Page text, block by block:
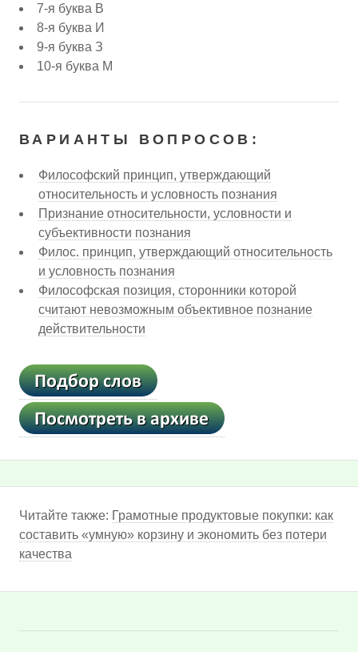
7-я буква В
8-я буква И
9-я буква З
10-я буква М
ВАРИАНТЫ ВОПРОСОВ:
Философский принцип, утверждающий
относительность и условность познания
Признание относительности, условности и
субъективности познания
Филос. принцип, утверждающий относительность
и условность познания
Философская позиция, сторонники которой
считают невозможным объективное познание
действительности
Читайте также: Грамотные продуктовые покупки: как
составить «умную» корзину и экономить без потери
качества